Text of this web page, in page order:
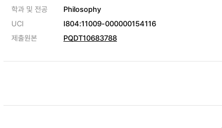
학과 및 전공
Philosophy
UCI
I804:11009-000000154116
제출원본
PQDT10683788